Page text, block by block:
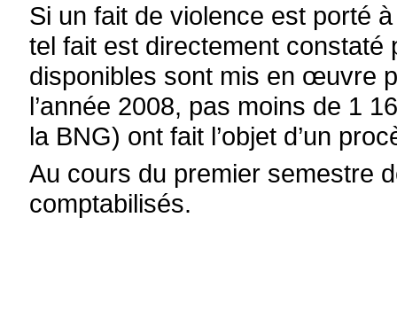
Si un fait de violence est porté
tel fait est directement
disponibles sont mis en œuvre
l’année 2008, pas moins de 1
la BNG) ont fait l’objet d’un
Au cours du premier semestre
comptabilisés.